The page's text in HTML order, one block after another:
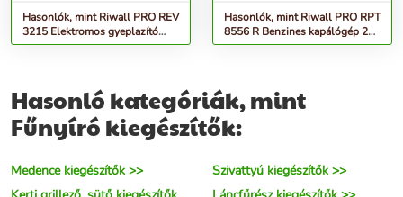
Hasonlók, mint Riwall PRO REV
3215 Elektromos gyeplazító
combi 3 az 1-ben
Hasonlók, mint Riwall PRO RPT
8556 R Benzines kapálógép 212
cm³
Hasonló kategóriák, mint
Fűnyíró kiegészítők:
Medence kiegészítők >>
Szivattyú kiegészítők >>